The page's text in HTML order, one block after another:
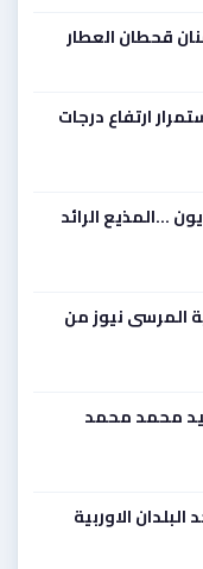
قحطان العطار
ارتفاع درجات
...المذيع الرائد
المرسى نيوز من
محمد محمد